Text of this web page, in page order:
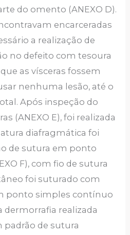
do omento (ANEXO D).
encarceradas
a realização de
no defeito com tesoura
as vísceras fossem
nenhuma lesão, até o
Após inspeção do
(ANEXO E), foi realizada
diafragmática foi
de sutura em ponto
F), com fio de sutura
foi suturado com
ponto simples contínuo
dermorrafia realizada
padrão de sutura